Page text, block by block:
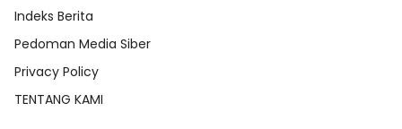
Indeks Berita
Pedoman Media Siber
Privacy Policy
TENTANG KAMI